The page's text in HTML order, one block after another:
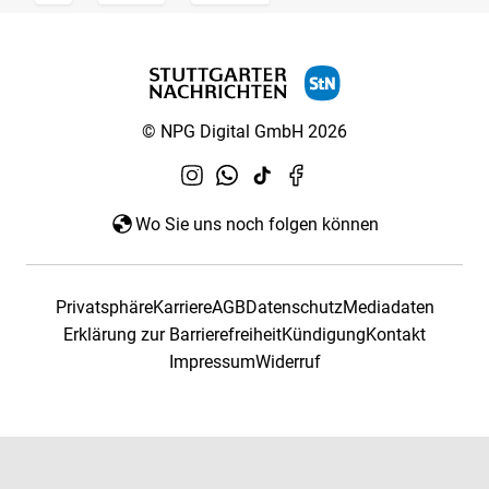
© NPG Digital GmbH 2026
Wo Sie uns noch folgen können
PrivatsphäreKarriereAGBDatenschutzMediadaten
Erklärung zur BarrierefreiheitKündigungKontakt
ImpressumWiderruf